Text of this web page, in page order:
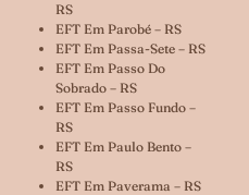
RS
EFT Em Parobé – RS
EFT Em Passa-Sete – RS
EFT Em Passo Do
Sobrado – RS
EFT Em Passo Fundo –
RS
EFT Em Paulo Bento –
RS
EFT Em Paverama – RS